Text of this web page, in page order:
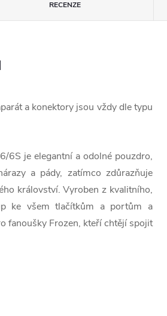
RECENZE
a konektory jsou vždy dle typu
6S je elegantní a odolné pouzdro,
a pády, zatímco zdůrazňuje
království. Vyroben z kvalitního,
ke všem tlačítkům a portům a
fanoušky Frozen, kteří chtějí spojit